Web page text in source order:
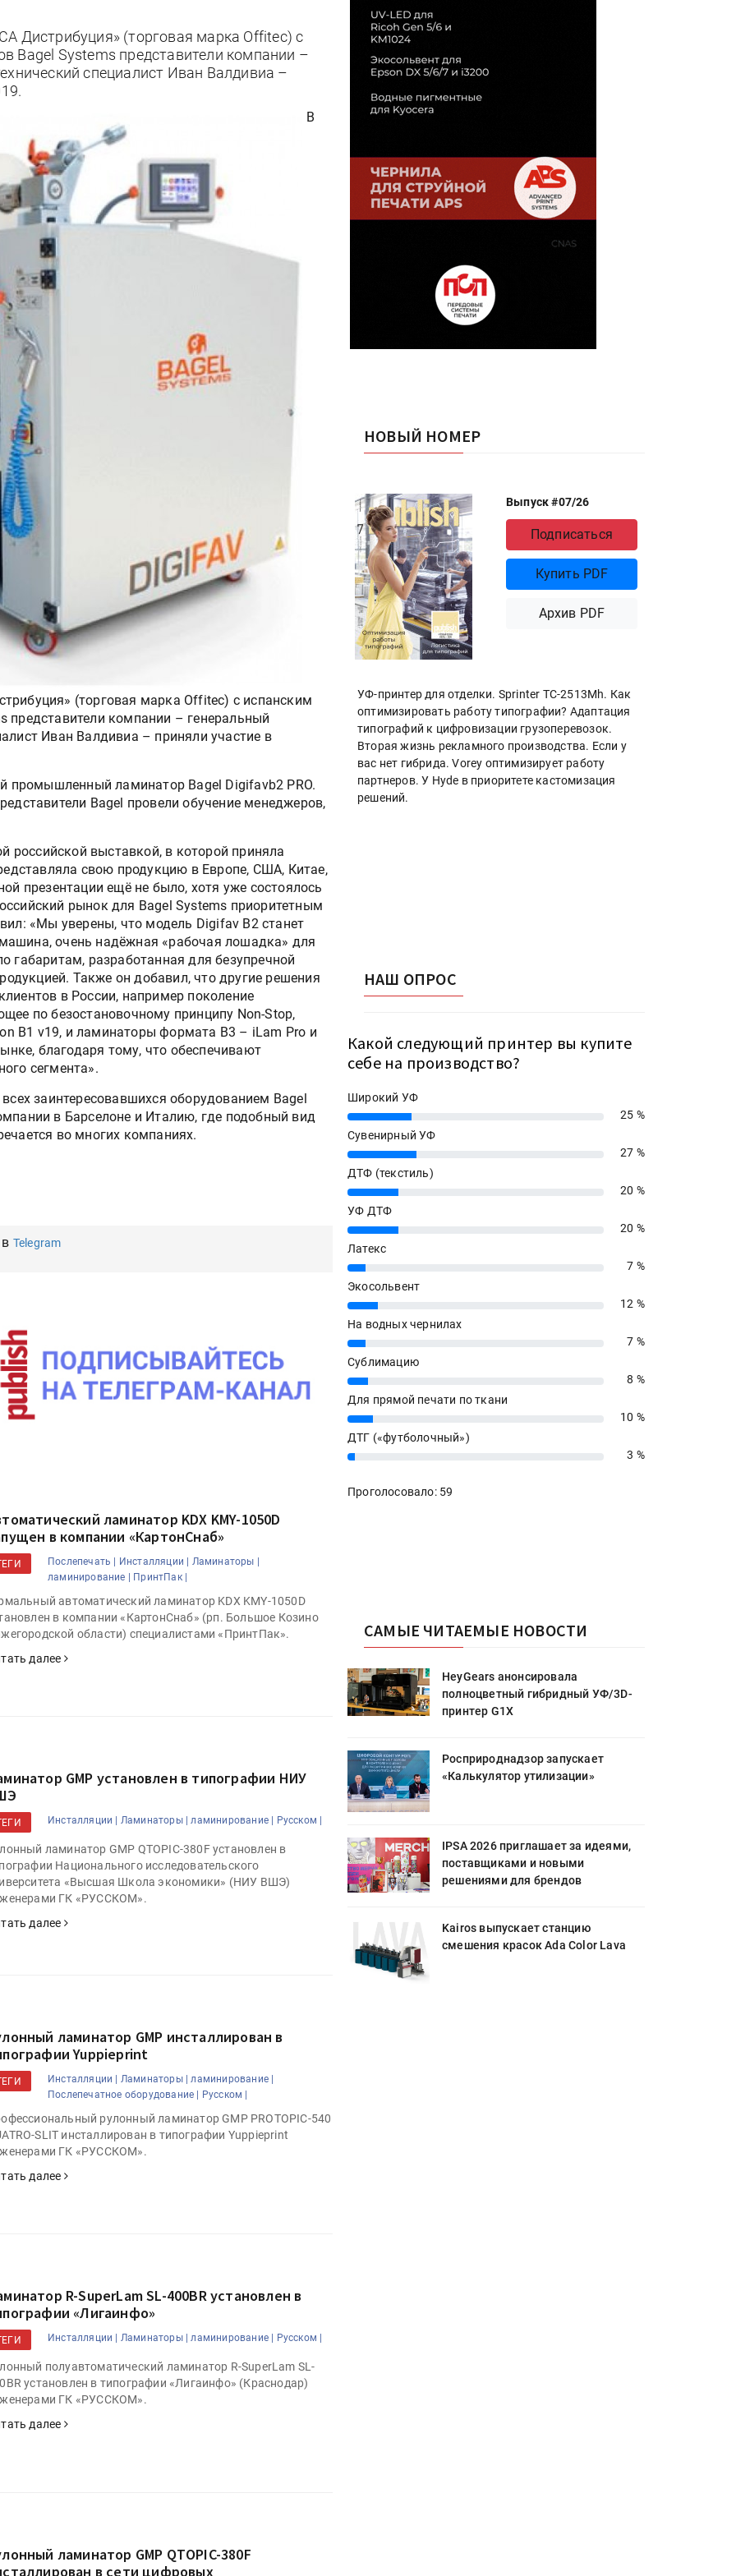
Дистрибуция» (торговая марка Offitec) c
Bagel Systems представители компании –
специалист Иван Валдивиа –
В
(торговая марка Offitec) c испанским
представители компании – генеральный
Иван Валдивиа – приняли участие в
промышленный ламинатор Bagel Digifavb2 PRO.
Bagel провели обучение менеджеров,
российской выставкой, в которой приняла
свою продукцию в Европе, США, Китае,
презентации ещё не было, хотя уже состоялось
рынок для Bagel Systems приоритетным
«Мы уверены, что модель Digifav B2 станет
очень надёжная «рабочая лошадка» для
габаритам, разработанная для безупречной
Также он добавил, что другие решения
в России, например поколение
по безостановочному принципу Non-Stop,
B1 v19, и ламинаторы формата В3 – iLam Pro и
благодаря тому, что обеспечивают
сегмента».
заинтересовавшихся оборудованием Bagel
в Барселоне и Италию, где подобный вид
во многих компаниях.
Telegram
ламинатор KDX KMY-1050D
в компании «КартонСнаб»
Послепечать | Инсталляции |
Ламинаторы |
ламинирование |
ПринтПак |
автоматический ламинатор KDX KMY-1050D
в компании «КартонСнаб» (рп. Большое Козино
области) специалистами «ПринтПак».
далее
GMP установлен в типографии НИУ
Инсталляции | Ламинаторы | ламинирование | Русском |
ламинатор GMP QTOPIC-380F установлен в
Национального исследовательского
«Высшая Школа экономики» (НИУ ВШЭ)
ГК «РУССКОМ».
далее
ламинатор GMP инсталлирован в
Yuppieprint
Инсталляции | Ламинаторы |
ламинирование |
Послепечатное оборудование |
Русском |
рулонный ламинатор GMP PROTOPIC-540
SLIT инсталлирован в типографии Yuppieprint
ГК «РУССКОМ».
далее
R-SuperLam SL-400BR установлен в
«Лигаинфо»
Инсталляции | Ламинаторы | ламинирование | Русском |
полуавтоматический ламинатор R-SuperLam SL-
установлен в типографии «Лигаинфо» (Краснодар)
ГК «РУССКОМ».
далее
ламинатор GMP QTOPIC-380F
в сети цифровых
НОВЫЙ НОМЕР
Выпуск #07/26
Подписаться
Купить PDF
Архив PDF
УФ-принтер для отделки. Sprinter ТС-2513Mh. Как
оптимизировать работу типографии? Адаптация
типографий к цифровизации грузоперевозок.
Вторая жизнь рекламного производства. Если у
вас нет гибрида. Vorey оптимизирует работу
партнеров. У Hyde в приоритете кастомизация
решений.
НАШ ОПРОС
Какой следующий принтер вы купите
себе на производство?
Широкий УФ
25%
25 %
Сувенирный УФ
27%
27 %
ДТФ (текстиль)
20%
20 %
УФ ДТФ
20%
20 %
Латекс
7%
7 %
Экосольвент
12%
12 %
На водных чернилах
7%
7 %
Сублимацию
8%
8 %
Для прямой печати по ткани
10%
10 %
ДТГ («футболочный»)
3% 3 %
Проголосовало: 59
САМЫЕ ЧИТАЕМЫЕ НОВОСТИ
3D-
«Калькулятор утилизации»
IPSA 2026 приглашает за идеями,
поставщиками и новыми
решениями для брендов
HeyGears анонсировала
полноцветный гибридный УФ/3D-
принтер G1X
Росприроднадзор запускает
«Калькулятор утилизации»
IPSA 2026 приглашает за идеями,
поставщиками и новыми
решениями для брендов
Kairos выпускает станцию
смешения красок Ada Color Lava